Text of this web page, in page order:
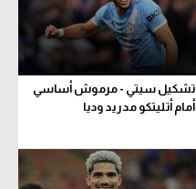
تشكيل سيتي - مرموش أساسي
أمام أتليتكو مدريد وديا